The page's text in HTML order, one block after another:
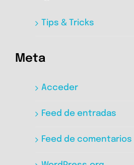
Tips & Tricks
Meta
Acceder
Feed de entradas
Feed de comentarios